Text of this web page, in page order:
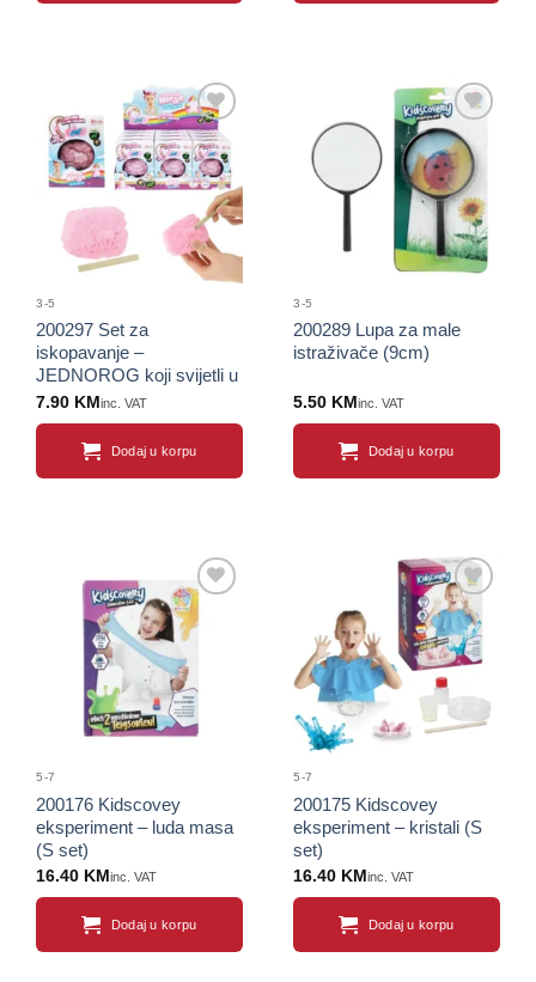
Sačuvaj
proizvod
3-5
200297 Set za
iskopavanje –
JEDNOROG koji svijetli u
mraku
7.90 KM inc. VAT
Dodaj u korpu
Sačuvaj
proizvod
3-5
200289 Lupa za male
istraživače (9cm)
5.50 KM inc. VAT
Dodaj u korpu
Sačuvaj
proizvod
5-7
200176 Kidscovey
eksperiment – luda masa
(S set)
16.40 KM inc. VAT
Dodaj u korpu
Sačuvaj
proizvod
5-7
200175 Kidscovey
eksperiment – kristali (S
set)
16.40 KM inc. VAT
Dodaj u korpu